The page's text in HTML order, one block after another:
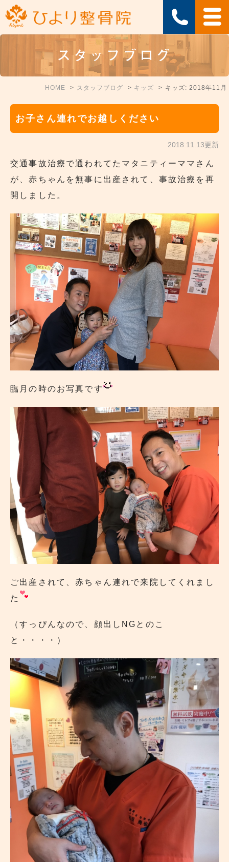
スタッフブログ
HOME スタッフブログ キッズ キッズ: 2018年11月
お子さん連れでお越しください
2018.11.13更新
交通事故治療で通われてたマタニティーママさん
が、赤ちゃんを無事に出産されて、事故治療を再
開しました。
臨月の時のお写真です
ご出産されて、赤ちゃん連れで来院してくれまし
た
（すっぴんなので、顔出しNGとのこ
と・・・・）